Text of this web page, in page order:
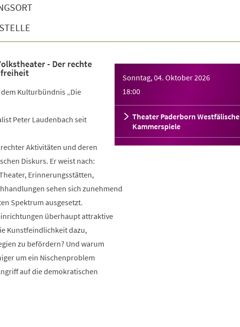
Sonntag, 04. Oktober 2026
18:00
Theater Paderborn Westfälische
Kammerspiele
- Der rechte
Kulturbündnis „Die
Peter Laudenbach seit
Aktivitäten und deren
Diskurs. Er weist nach:
Erinnerungsstätten,
sehen sich zunehmend
Spektrum ausgesetzt.
überhaupt attraktive
Kunstfeindlichkeit dazu,
zu befördern? Und warum
um ein Nischenproblem
auf die demokratischen